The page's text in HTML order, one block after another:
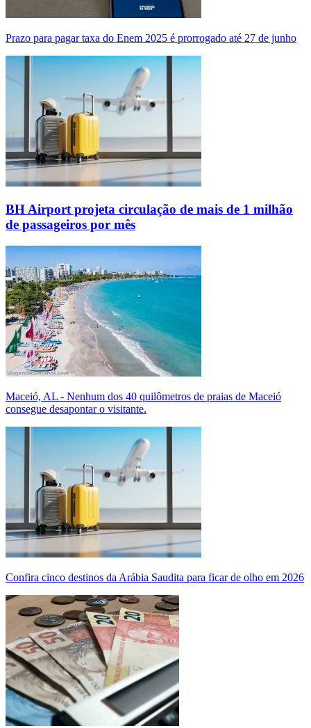
Prazo para pagar taxa do Enem 2025 é prorrogado até 27 de junho
BH Airport projeta circulação de mais de 1 milhão
de passageiros por mês
Maceió, AL - Nenhum dos 40 quilômetros de praias de Maceió
consegue desapontar o visitante.
Confira cinco destinos da Arábia Saudita para ficar de olho em 2026